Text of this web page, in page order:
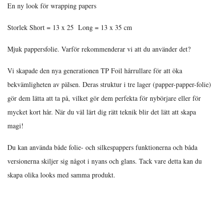
En ny look för wrapping papers
Storlek Short = 13 x 25 Long = 13 x 35 cm
Mjuk pappersfolie. Varför rekommenderar vi att du använder det?
Vi skapade den nya generationen TP Foil hårrullare för att öka
bekvämligheten av pälsen. Deras struktur i tre lager (papper-papper-folie)
gör dem lätta att ta på, vilket gör dem perfekta för nybörjare eller för
mycket kort hår. När du väl lärt dig rätt teknik blir det lätt att skapa
magi!
Du kan använda både folie- och silkespappers funktionerna och båda
versionerna skiljer sig något i nyans och glans. Tack vare detta kan du
skapa olika looks med samma produkt.